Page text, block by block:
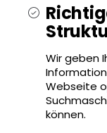
Wir geben
Webseite
können.